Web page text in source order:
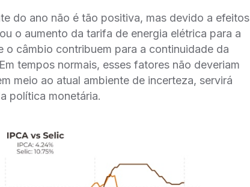
do ano não é tão positiva, mas devido a efeitos
o aumento da tarifa de energia elétrica para a
o câmbio contribuem para a continuidade da
tempos normais, esses fatores não deveriam
meio ao atual ambiente de incerteza, servirá
política monetária.